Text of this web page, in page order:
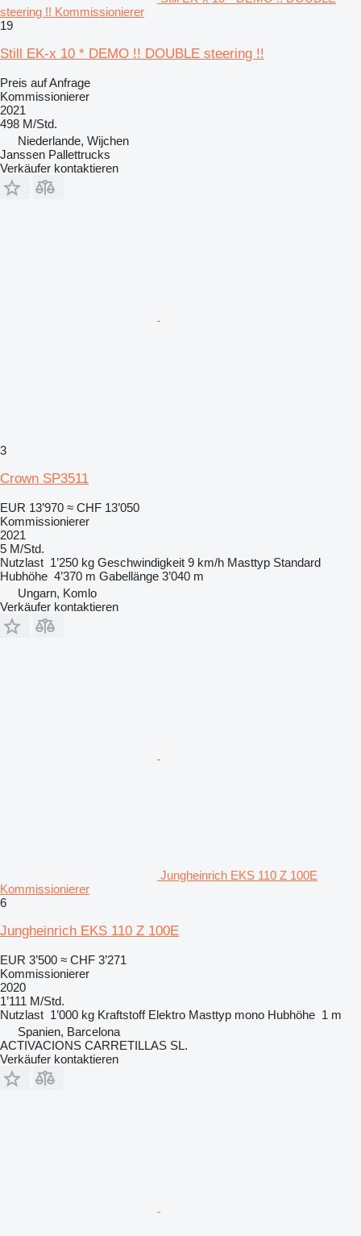
steering !! Kommissionierer
19
Still EK-x 10 * DEMO !! DOUBLE steering !!
Preis auf Anfrage
Kommissionierer
2021
498 M/Std.
Niederlande, Wijchen
Janssen Pallettrucks
Verkäufer kontaktieren
3
Crown SP3511
EUR 13’970 ≈ CHF 13’050
Kommissionierer
2021
5 M/Std.
Nutzlast 1’250 kg Geschwindigkeit 9 km/h Masttyp Standard
Hubhöhe 4’370 m Gabellänge 3’040 m
Ungarn, Komlo
Verkäufer kontaktieren
Jungheinrich EKS 110 Z 100E
Kommissionierer
6
Jungheinrich EKS 110 Z 100E
EUR 3’500 ≈ CHF 3’271
Kommissionierer
2020
1’111 M/Std.
Nutzlast 1’000 kg Kraftstoff Elektro Masttyp mono Hubhöhe 1 m
Spanien, Barcelona
ACTIVACIONS CARRETILLAS SL.
Verkäufer kontaktieren